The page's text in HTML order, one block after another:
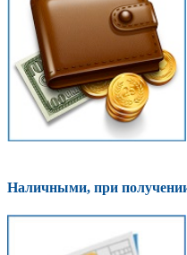
Наличными, при